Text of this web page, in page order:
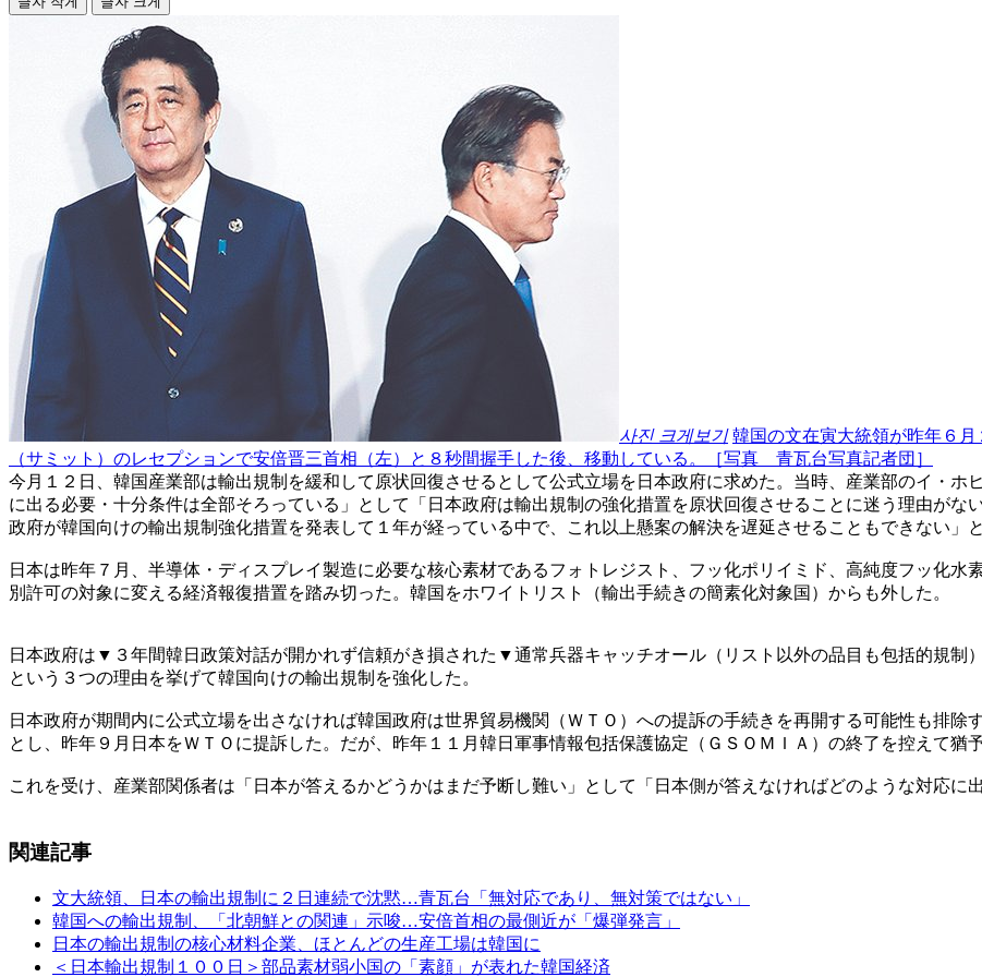
사진 크게보기 韓国の文在寅大統領が昨年６
（サミット）のレセプションで安倍晋三首相（左）と８秒間握手した後、移動している。［写真 青瓦台写真記者団］
今月１２日、韓国産業部は輸出規制を緩和して原状回復させるとして公式立場を日本政府に求めた。当時、産業部のイ・
に出る必要・十分条件は全部そろっている」として「日本政府は輸出規制の強化措置を原状回復させることに迷う理由が
政府が韓国向けの輸出規制強化措置を発表して１年が経っている中で、これ以上懸案の解決を遅延させることもできない」と
日本は昨年７月、半導体・ディスプレイ製造に必要な核心素材であるフォトレジスト、フッ化ポリイミド、高純度フッ化
別許可の対象に変える経済報復措置を踏み切った。韓国をホワイトリスト（輸出手続きの簡素化対象国）からも外した。
日本政府は▼３年間韓日政策対話が開かれず信頼がき損された▼通常兵器キャッチオール（リスト以外の品目も包括的規
という３つの理由を挙げて韓国向けの輸出規制を強化した。
日本政府が期間内に公式立場を出さなければ韓国政府は世界貿易機関（ＷＴＯ）への提訴の手続きを再開する可能性も排
とし、昨年９月日本をＷＴＯに提訴した。だが、昨年１１月韓日軍事情報包括保護協定（ＧＳＯＭＩＡ）の終了を控えて猶
これを受け、産業部関係者は「日本が答えるかどうかはまだ予断し難い」として「日本側が答えなければどのような対応に
関連記事
文大統領、日本の輸出規制に２日連続で沈黙…青瓦台「無対応であり、無対策ではない」
韓国への輸出規制、「北朝鮮との関連」示唆…安倍首相の最側近が「爆弾発言」
日本の輸出規制の核心材料企業、ほとんどの生産工場は韓国に
＜日本輸出規制１００日＞部品素材弱小国の「素顔」が表れた韓国経済